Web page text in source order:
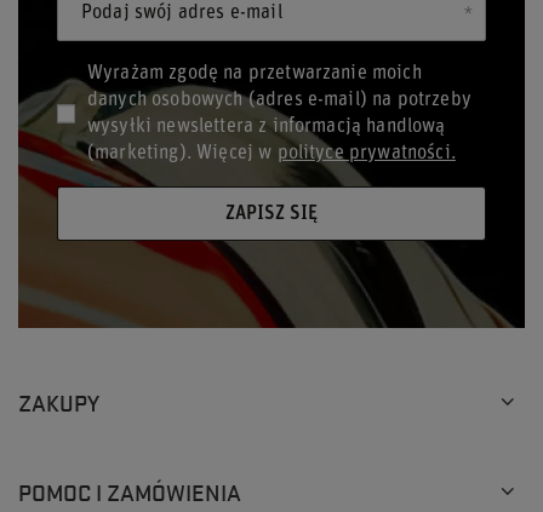
Podaj swój adres e-mail
Wyrażam zgodę na przetwarzanie moich
danych osobowych (adres e-mail) na potrzeby
wysyłki newslettera z informacją handlową
(marketing). Więcej w polityce prywatności.
ZAPISZ SIĘ
ZAKUPY
POMOC I ZAMÓWIENIA